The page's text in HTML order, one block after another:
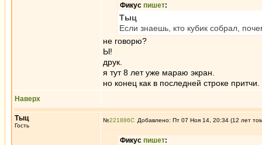
Фикус пишет:
Тыц
Если знаешь, кто кубик собрал,
не говорю?
Ы!
друк.
я тут 8 лет уже мараю экран.
но конец как в последней строке притчи.
Наверх
Тыц
Гость
№221886 Добавлено: Пт 07 Ноя 14, 20:34 (12 лет
Фикус пишет: